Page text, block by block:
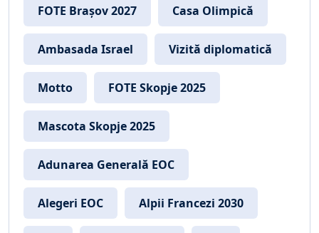
FOTE Brașov 2027 Casa Olimpică
Ambasada Israel Vizită diplomatică
Motto FOTE Skopje 2025
Mascota Skopje 2025
Adunarea Generală EOC
Alegeri EOC Alpii Francezi 2030